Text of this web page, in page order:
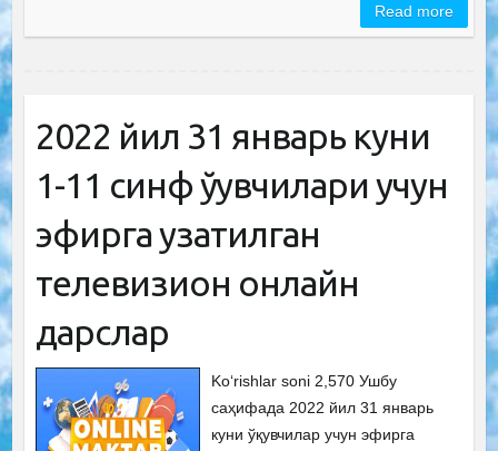
Read more
2022 йил 31 январь куни
1-11 синф ўқувчилари учун
эфирга узатилган
телевизион онлайн
дарслар
Ko‘rishlar soni 2,570 Ушбу
саҳифада 2022 йил 31 январь
куни ўқувчилар учун эфирга